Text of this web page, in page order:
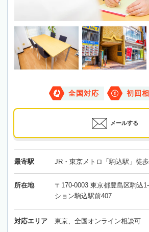
全国対応 初回
メールする
最寄駅 JR・東京メトロ「駒込駅」徒
所在地
〒170-0003 東京都豊島区駒込
ション駒込駅前407
対応エリア 東京、全国オンライン相談可